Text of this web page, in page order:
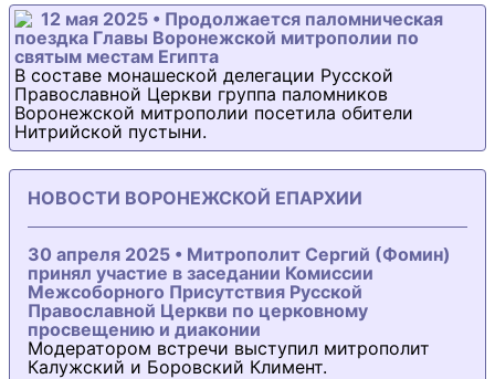
12 мая 2025 • Продолжается паломническая
поездка Главы Воронежской митрополии по
святым местам Египта
В составе монашеской делегации Русской
Православной Церкви группа паломников
Воронежской митрополии посетила обители
Нитрийской пустыни.
НОВОСТИ ВОРОНЕЖСКОЙ ЕПАРХИИ
30 апреля 2025 • Митрополит Сергий (Фомин)
принял участие в заседании Комиссии
Межсоборного Присутствия Русской
Православной Церкви по церковному
просвещению и диаконии
Модератором встречи выступил митрополит
Калужский и Боровский Климент.